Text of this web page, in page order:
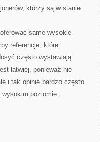
którzy są w stanie
same wysokie
referencje, które
często wystawiają
łatwiej, ponieważ nie
i tak opinie bardzo często
poziomie.